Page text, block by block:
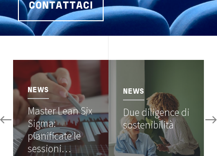
CONTATTACI
NEWS
Master Lean Six
Sigma:
pianificate le
sessioni…
NEWS
Due diligence di
sostenibilità